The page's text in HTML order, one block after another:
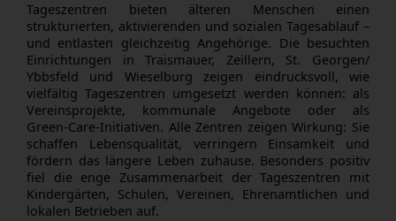
Tageszentren bieten älteren Menschen einen
strukturierten, aktivierenden und sozialen Tagesablauf –
und entlasten gleichzeitig Angehörige. Die besuchten
Einrichtungen in Traismauer, Zeillern, St. Georgen/
Ybbsfeld und Wieselburg zeigen eindrucksvoll, wie
vielfältig Tageszentren umgesetzt werden können: als
Vereinsprojekte, kommunale Angebote oder als
Green‑Care‑Initiativen. Alle Zentren zeigen Wirkung: Sie
schaffen Lebensqualität, verringern Einsamkeit und
fördern das längere Leben zuhause. Besonders positiv
fiel die enge Zusammenarbeit der Tageszentren mit
Kindergärten, Schulen, Vereinen, Ehrenamtlichen und
lokalen Betrieben auf.